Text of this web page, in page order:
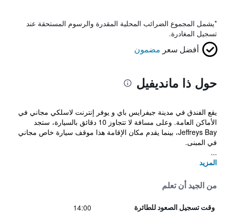
*يشمل المجموع الضرائب المحلية المقدرة والرسوم المستحقة عند
تسجيل المغادرة.
أفضل سعر مضمون
حول ذا مانديفيل
يقع الفندق في مدينة جيفرايس باي و يوفر إنترنت لاسلكي مجاني في
الأماكن العامة. وعلى مسافة لا تتجاوز 10 دقائق بالسيارة، ستجد
Jeffreys Bay، بينما يقدم مكان الإقامة هذا موقف سيارة خاص مجاني
في المبنى.
...
المزيد
من الجيد أن تعلم
وقت تسجيل الصعود للطائرة 14:00